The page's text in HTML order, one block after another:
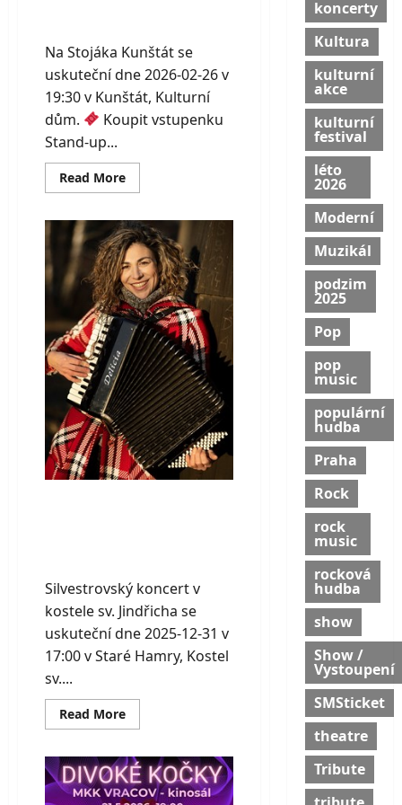
Na Stojáka Kunštát se
uskuteční dne 2026-02-26 v
19:30 v Kunštát, Kulturní
dům.
Koupit vstupenku
Stand-up...
Read MoreRead
more
Stojáka
Kunštát
Silvestrovský koncert v
kostele sv. Jindřicha se
uskuteční dne 2025-12-31 v
17:00 v Staré Hamry, Kostel
sv....
Read MoreRead
more
koncert
v
kostele
sv.
koncerty
Kultura
kulturní
akce
kulturní
festival
léto
2026
Moderní
Muzikál
podzim
2025
Pop
pop
music
populární
hudba
Praha
Rock
rock
music
rocková
hudba
show
Show /
Vystoupení
SMSticket
theatre
Tribute